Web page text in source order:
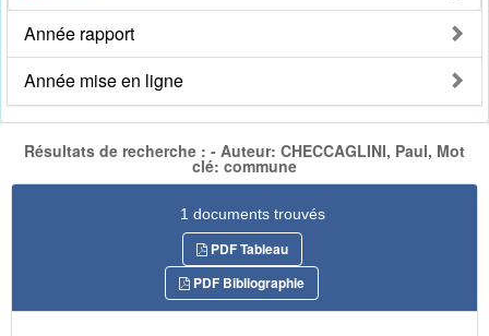
Année rapport
Année mise en ligne
Résultats de recherche : - Auteur: CHECCAGLINI, Paul, Mot
clé: commune
1 documents trouvés
PDF Tableau
PDF Bibliographie